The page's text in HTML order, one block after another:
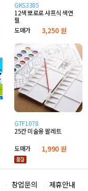
GKS3385
12색 뽀로로 샤프식 색연
필
도매가
3,250 원
GTF1078
25칸 미술용 팔레트
도매가
1,990 원
창업문의 제휴안내